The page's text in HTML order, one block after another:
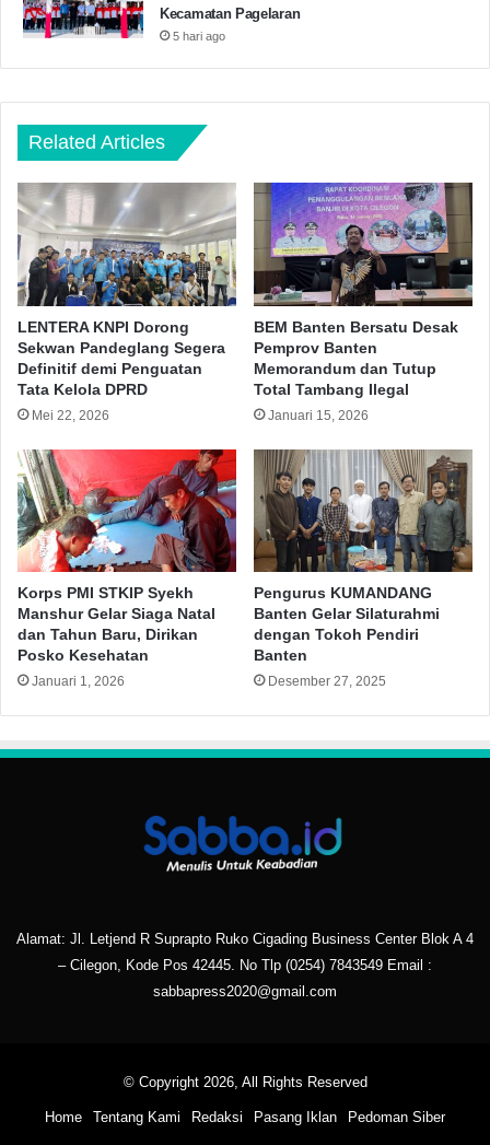
Kecamatan Pagelaran
5 hari ago
Related Articles
LENTERA KNPI Dorong
Sekwan Pandeglang Segera
Definitif demi Penguatan
Tata Kelola DPRD
Mei 22, 2026
BEM Banten Bersatu Desak
Pemprov Banten
Memorandum dan Tutup
Total Tambang Ilegal
Januari 15, 2026
Korps PMI STKIP Syekh
Manshur Gelar Siaga Natal
dan Tahun Baru, Dirikan
Posko Kesehatan
Januari 1, 2026
Pengurus KUMANDANG
Banten Gelar Silaturahmi
dengan Tokoh Pendiri
Banten
Desember 27, 2025
Alamat: Jl. Letjend R Suprapto Ruko Cigading Business Center Blok A 4
– Cilegon, Kode Pos 42445. No Tlp (0254) 7843549 Email :
sabbapress2020@gmail.com
© Copyright 2026, All Rights Reserved
Home Tentang Kami Redaksi Pasang Iklan Pedoman Siber